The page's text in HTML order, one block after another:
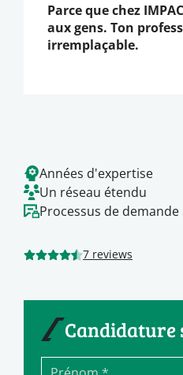
Parce que chez
aux gens. Ton
irremplaçable.
Candidature
Années d'expertise
Un réseau étendu
Processus de
7 reviews